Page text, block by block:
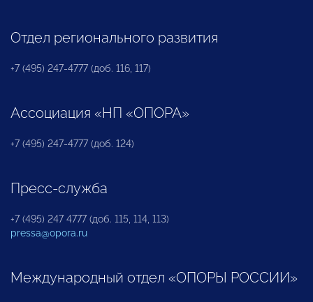
Отдел регионального развития
+7 (495) 247-4777 (доб. 116, 117)
Ассоциация «НП «ОПОРА»
+7 (495) 247-4777 (доб. 124)
Пресс-служба
+7 (495) 247 4777 (доб. 115, 114, 113)
pressa@opora.ru
Международный отдел «ОПОРЫ РОССИИ»